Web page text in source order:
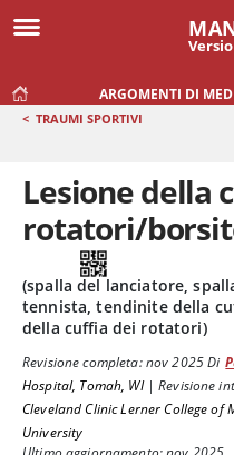
ARGOMENTI DI
< TRAUMI SPORTIVI
Lesione della
rotatori/
(spalla del lanciatore,
tennista, tendinite della
della cuffia dei rotatori)
Revisione completa:nov 2025Di
Hospital, Tomah, WI|Revisione
Cleveland Clinic Lerner College of
University